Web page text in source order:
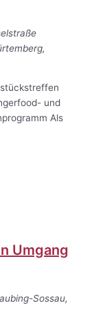
und
Als
Umgang
Sossau,